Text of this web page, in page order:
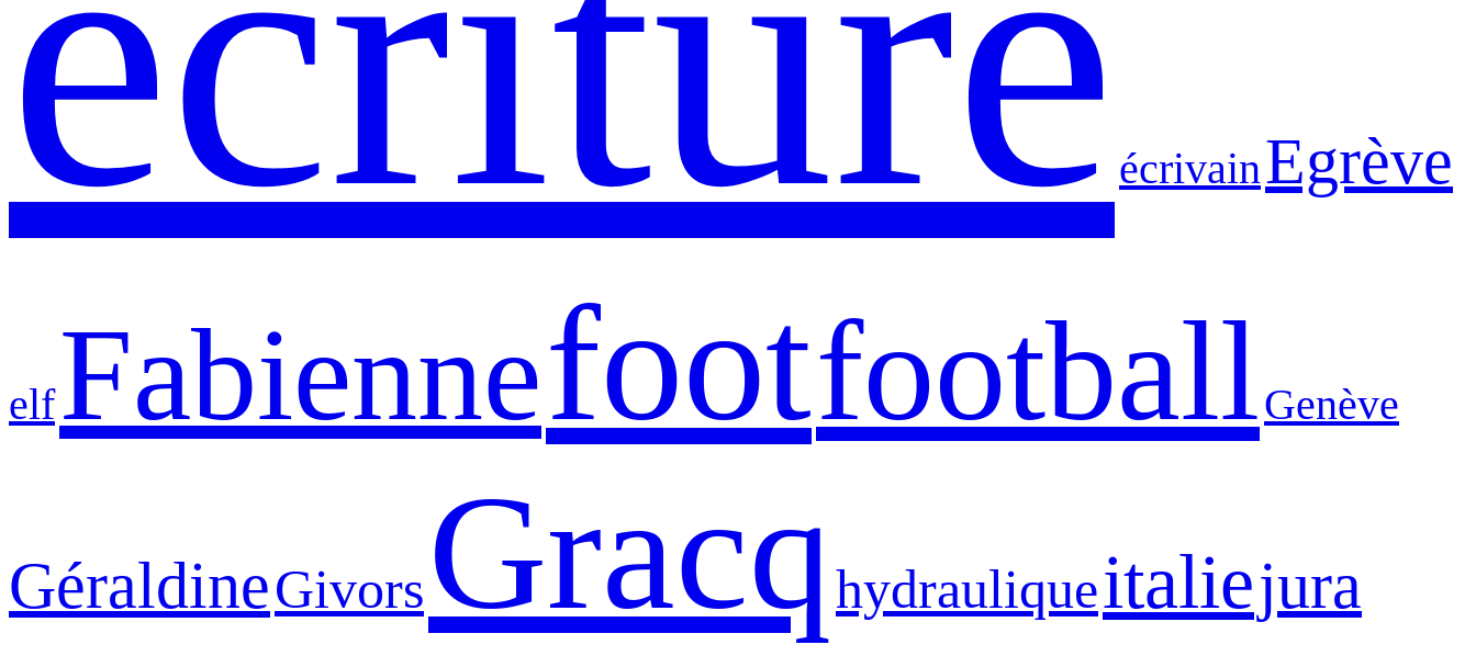
écrivainEgrève
elfFabiennefootfootballGenève
GéraldineGivorsGracq hydrauliqueitaliejura